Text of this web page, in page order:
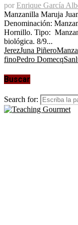
por Enrique García
Manzanilla Maruja
Denominación:
Hornillo. Tipo:
biológica. 8/9...
JerezJuna Piñero
finoPedro Domecq
Buscar
Search for: